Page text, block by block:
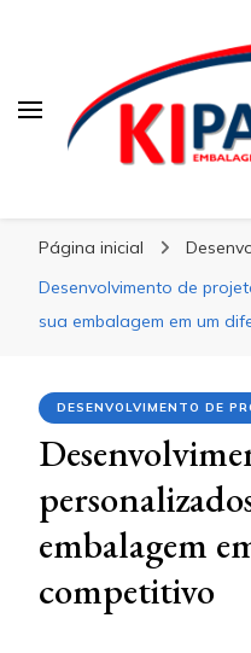
Página inicial
Desenvolvimento de
sua embalagem em um
DESENVOLVIMENTO DE
embalagem
competitivo